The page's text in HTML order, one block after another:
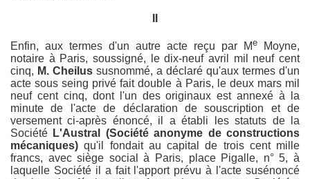
Enfin, aux termes d'un autre acte reçu par Me Moyne,
notaire à Paris, soussigné, le dix-neuf avril mil neuf cent
cinq, M. Cheilus susnommé, a déclaré qu'aux termes d'un
acte sous seing privé fait double à Paris, le deux mars mil
neuf cent cinq, dont l'un des originaux est annexé à la
minute de l'acte de déclaration de souscription et de
versement ci-après énoncé, il a établi les statuts de la
Société L'Austral
(Société anonyme de constructions
mécaniques) qu'il fondait au capital de trois cent mille
francs, avec siège social à Paris, place Pigalle, n° 5, à
laquelle Société il a fait l'apport prévu à l'acte susénoncé